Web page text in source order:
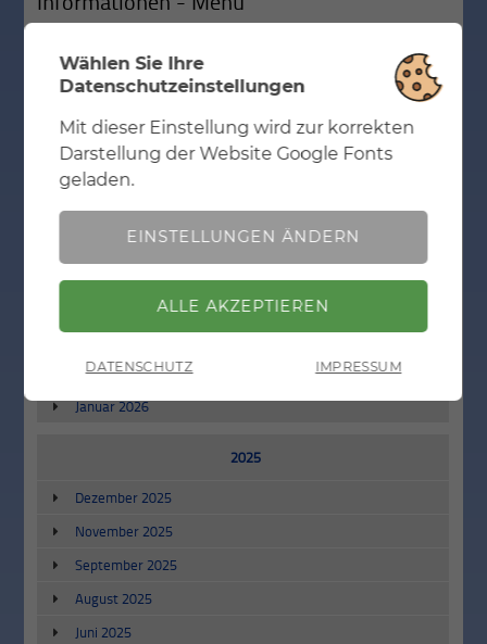
2026
Juni 2026
März 2026
Februar 2026
Januar 2026
2025
Dezember 2025
November 2025
September 2025
August 2025
Juni 2025
Wählen Sie Ihre
Datenschutzeinstellungen
Notwendig Mit dieser Einstellung wird zur korrekten
Darstellung der Website Google Fonts geladen.
ZURÜCK
Mit dieser Einstellung wird zur korrekten
Darstellung der Website Google Fonts
geladen.
EINSTELLUNGEN ÄNDERN
DATENSCHUTZ IMPRESSUM